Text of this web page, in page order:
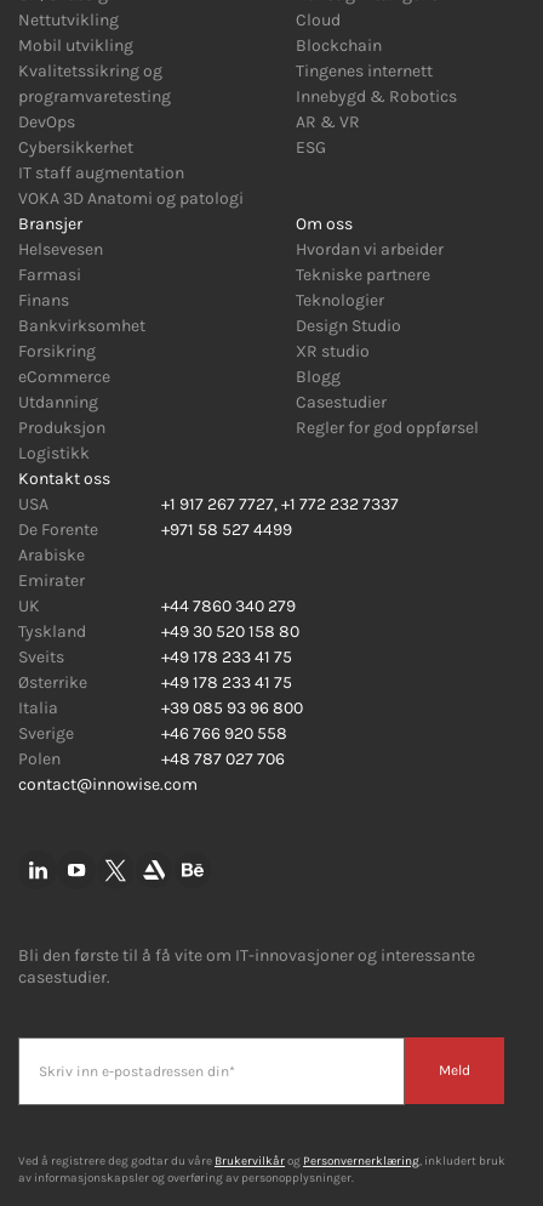
Nettutvikling
Mobil utvikling
Kvalitetssikring og
programvaretesting
DevOps
Cybersikkerhet
IT staff augmentation
VOKA 3D Anatomi og patologi
Cloud
Blockchain
Tingenes internett
Innebygd & Robotics
AR & VR
ESG
Bransjer
Helsevesen
Farmasi
Finans
Bankvirksomhet
Forsikring
eCommerce
Utdanning
Produksjon
Logistikk
Om oss
Hvordan vi arbeider
Tekniske partnere
Teknologier
Design Studio
XR studio
Blogg
Casestudier
Regler for god oppførsel
Kontakt oss
USA
+1 917 267 7727,+1 772 232 7337
De Forente
Arabiske
Emirater
+971 58 527 4499
UK
+44 7860 340 279
Tyskland
+49 30 520 158 80
Sveits
+49 178 233 41 75
Østerrike
+49 178 233 41 75
Italia
+39 085 93 96 800
Sverige
+46 766 920 558
Polen
+48 787 027 706
contact@innowise.com
Bli den første til å få vite om IT-innovasjoner og interessante
casestudier.
Meld
Ved å registrere deg godtar du våre Brukervilkårog Personvernerklæring, inkludert bruk
av informasjonskapsler og overføring av personopplysninger.